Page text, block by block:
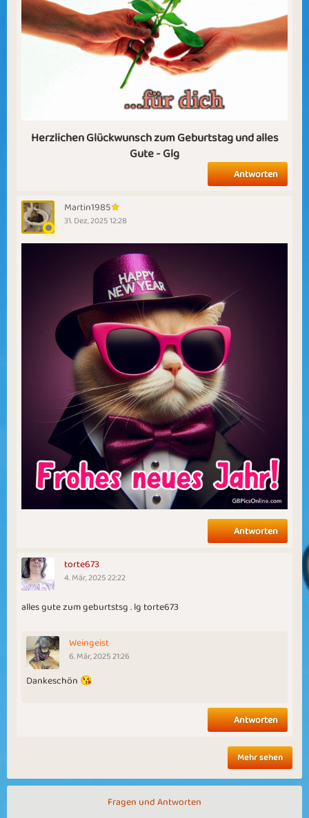
Herzlichen Glückwunsch zum Geburtstag und alles
Gute - Glg
Antworten
Martin1985
31. Dez, 2025 12:28
Antworten
torte673
4. Mär, 2025 22:22
alles gute zum geburtstsg . lg torte673
Weingeist
6. Mär, 2025 21:26
Dankeschön 😘
Antworten
Mehr sehen
Fragen und Antworten